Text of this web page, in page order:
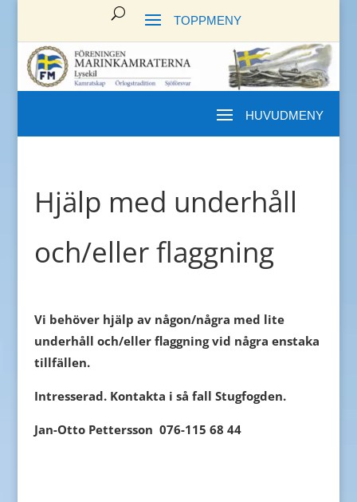
Hjälp med underhåll
och/eller flaggning
Vi behöver hjälp av någon/några med lite
underhåll och/eller flaggning vid några enstaka
tillfällen.
Intresserad. Kontakta i så fall Stugfogden.
Jan-Otto Pettersson 076-115 68 44